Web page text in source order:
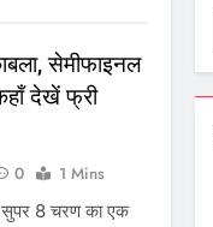
सेमीफाइनल
देखें फ्री
0
1 Mins
8 चरण का एक